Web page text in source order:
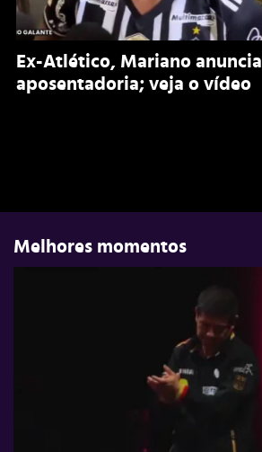
Ex-Atlético, Mariano anuncia
aposentadoria; veja o vídeo
Melhores momentos